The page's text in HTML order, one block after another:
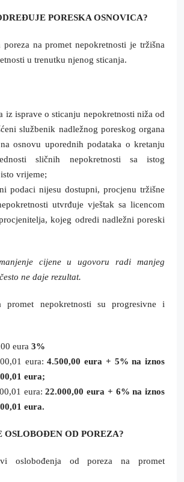
PORESKA OSNOVICA?
poreza na promet nepokretnosti je tržišna
u trenutku njenog sticanja.
iz isprave o sticanju nepokretnosti niža od
službenik nadležnog poreskog organa
osnovu uporednih podataka o kretanju
sličnih nepokretnosti sa istog
vrijeme;
podaci nijesu dostupni, procjenu tržišne
utvrđuje vještak sa licencom
kojeg odredi nadležni poreski
cijene u ugovoru radi manjeg
ne daje rezultat.
promet nepokretnosti su progresivne i
eura 3%
eura:4.500,00 eura + 5% na iznos
eura;
eura:22.000,00 eura + 6% na iznos
eura.
OSLOBOĐEN OD POREZA?
oslobođenja od poreza na promet